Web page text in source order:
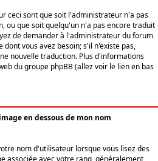
ceci sont que soit l'administrateur n'a pas
ou que soit quelqu'un n'a pas encore traduit
de demander à l'administrateur du forum
vous avez besoin; s'il n'existe pas,
nouvelle traduction. Plus d'informations
du groupe phpBB (allez voir le lien en bas
en dessous de mon nom
nom d'utilisateur lorsque vous lisez des